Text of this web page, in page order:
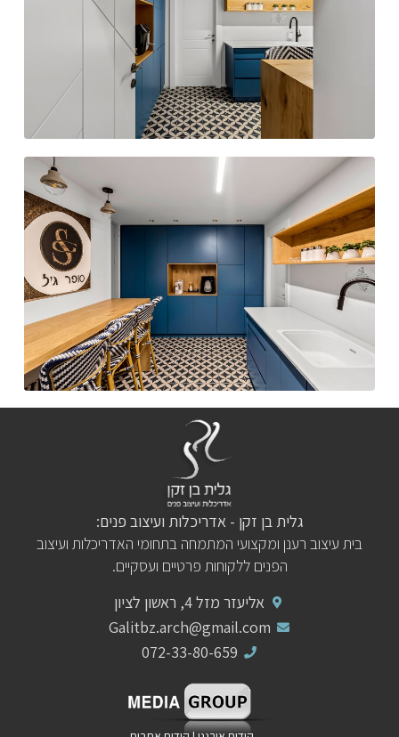
גלית בן זקן - אדריכלות ועיצוב פנים:
בית עיצוב רענן ומקצועי המתמחה בתחומי האדריכלות ועיצוב
הפנים ללקוחות פרטיים ועסקיים.
אליעזר מזל 4, ראשון לציון
Galitbz.arch@gmail.com
072-33-80-659